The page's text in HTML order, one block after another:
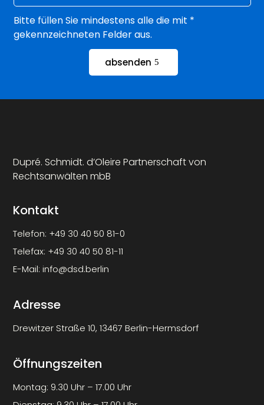
Bitte füllen Sie mindestens alle die mit *
gekennzeichneten Felder aus.
absenden
Dupré. Schmidt. d’Oleire Partnerschaft von
Rechtsanwälten mbB
Kontakt
Telefon: +49 30 40 50 81-0
Telefax: +49 30 40 50 81-11
E-Mail:info@dsd.berlin
Adresse
Drewitzer Straße 10, 13467 Berlin-Hermsdorf
Öffnungszeiten
Montag: 9.30 Uhr – 17.00 Uhr